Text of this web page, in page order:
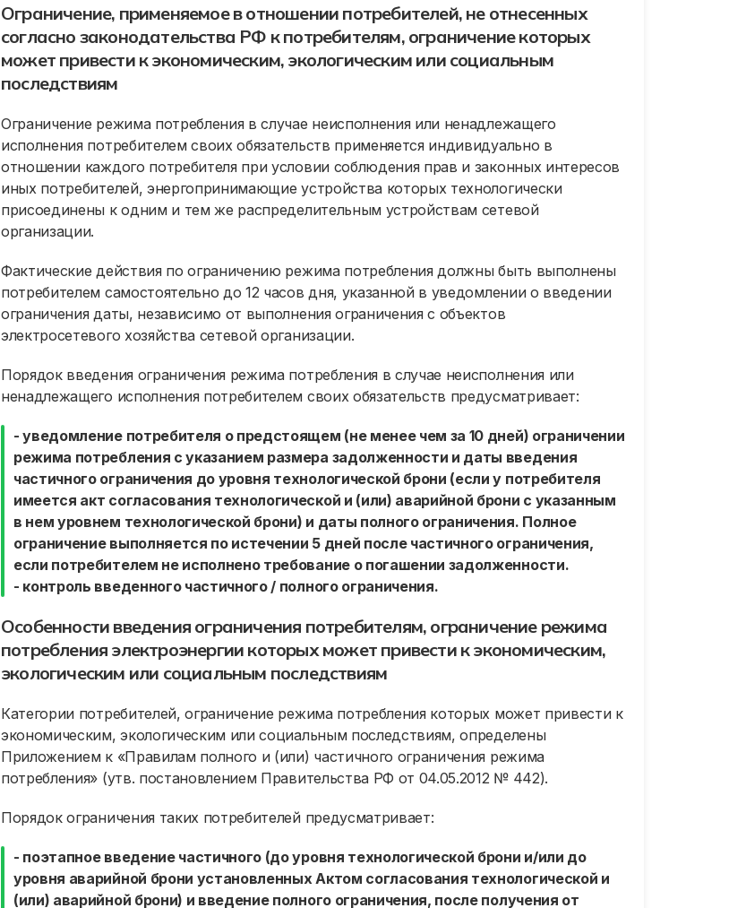
Ограничение, применяемое в отношении потребителей, не отнесенных
согласно законодательства РФ к потребителям, ограничение которых
может привести к экономическим, экологическим или социальным
последствиям
Ограничение режима потребления в случае неисполнения или ненадлежащего
исполнения потребителем своих обязательств применяется индивидуально в
отношении каждого потребителя при условии соблюдения прав и законных интересов
иных потребителей, энергопринимающие устройства которых технологически
присоединены к одним и тем же распределительным устройствам сетевой
организации.
Фактические действия по ограничению режима потребления должны быть выполнены
потребителем самостоятельно до 12 часов дня, указанной в уведомлении о введении
ограничения даты, независимо от выполнения ограничения с объектов
электросетевого хозяйства сетевой организации.
Порядок введения ограничения режима потребления в случае неисполнения или
ненадлежащего исполнения потребителем своих обязательств предусматривает:
- уведомление потребителя о предстоящем (не менее чем за 10 дней) ограничении
режима потребления с указанием размера задолженности и даты введения
частичного ограничения до уровня технологической брони (если у потребителя
имеется акт согласования технологической и (или) аварийной брони с указанным
в нем уровнем технологической брони) и даты полного ограничения. Полное
ограничение выполняется по истечении 5 дней после частичного ограничения,
если потребителем не исполнено требование о погашении задолженности.
- контроль введенного частичного / полного ограничения.
Особенности введения ограничения потребителям, ограничение режима
потребления электроэнергии которых может привести к экономическим,
экологическим или социальным последствиям
Категории потребителей, ограничение режима потребления которых может привести к
экономическим, экологическим или социальным последствиям, определены
Приложением к «Правилам полного и (или) частичного ограничения режима
потребления» (утв. постановлением Правительства РФ от 04.05.2012 № 442).
Порядок ограничения таких потребителей предусматривает:
- поэтапное введение частичного (до уровня технологической брони и/или до
уровня аварийной брони установленных Актом согласования технологической и
(или) аварийной брони) и введение полного ограничения, после получения от